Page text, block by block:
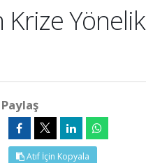
Krize Yönelik
Paylaş
Atıf İçin Kopyala